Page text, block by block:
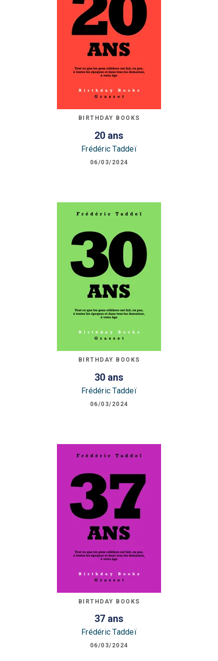
BIRTHDAY BOOKS
20 ans
Frédéric Taddeï
06/03/2024
BIRTHDAY BOOKS
30 ans
Frédéric Taddeï
06/03/2024
BIRTHDAY BOOKS
37 ans
Frédéric Taddeï
06/03/2024